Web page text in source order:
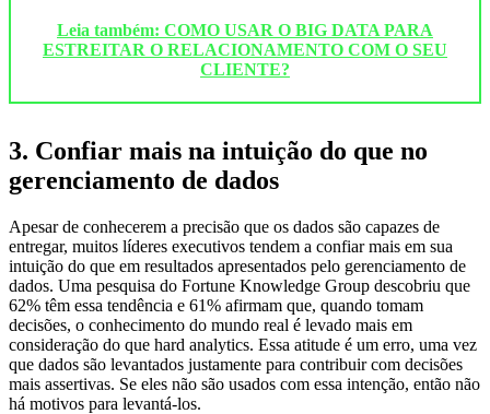
Leia também: COMO USAR O BIG DATA PARA
ESTREITAR O RELACIONAMENTO COM O SEU
CLIENTE?
3. Confiar mais na intuição do que no
gerenciamento de dados
Apesar de conhecerem a precisão que os dados são capazes de
entregar, muitos líderes executivos tendem a confiar mais em sua
intuição do que em resultados apresentados pelo gerenciamento de
dados. Uma pesquisa do Fortune Knowledge Group descobriu que
62% têm essa tendência e 61% afirmam que, quando tomam
decisões, o conhecimento do mundo real é levado mais em
consideração do que hard analytics. Essa atitude é um erro, uma vez
que dados são levantados justamente para contribuir com decisões
mais assertivas. Se eles não são usados com essa intenção, então não
há motivos para levantá-los.